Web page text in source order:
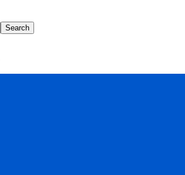
Search